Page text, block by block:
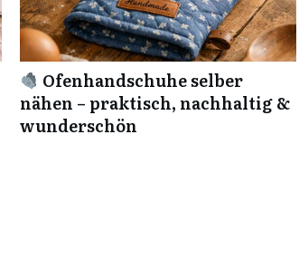
Ofenhandschuhe selber
nähen – praktisch, nachhaltig &
wunderschön